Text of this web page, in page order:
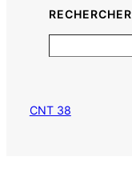
RECHERCHER
CNT 38